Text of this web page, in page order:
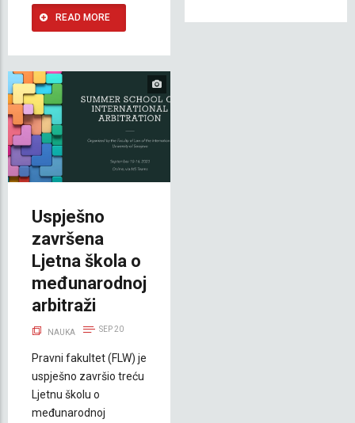
READ MORE
Uspješno
završena
Ljetna škola o
međunarodnoj
arbitraži
NAUKA SEP 20
Pravni fakultet (FLW) je
uspješno završio treću
Ljetnu školu o
međunarodnoj